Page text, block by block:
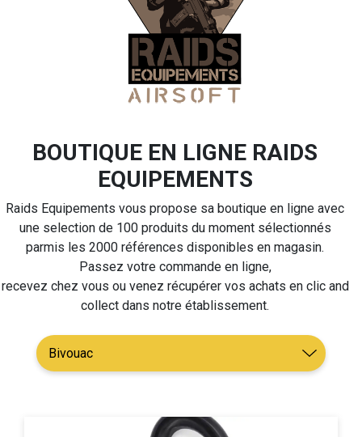
BOUTIQUE EN LIGNE RAIDS
EQUIPEMENTS
Raids Equipements vous propose sa boutique en ligne avec
une selection de 100 produits du moment sélectionnés
parmis les 2000 références disponibles en magasin.
Passez votre commande en ligne,
recevez chez vous ou venez récupérer vos achats en clic and
collect dans notre établissement.